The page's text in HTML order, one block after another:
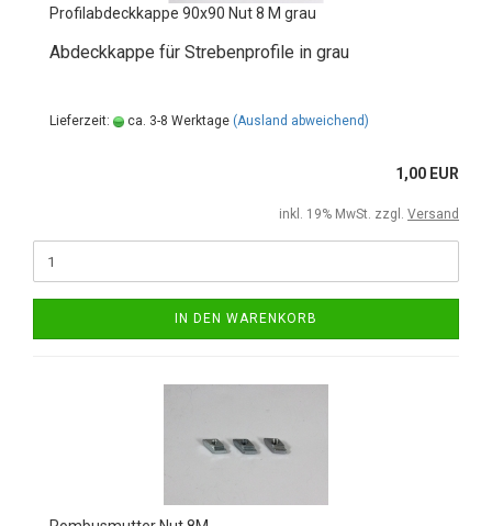
Profilabdeckkappe 90x90 Nut 8 M grau
Abdeckkappe für Strebenprofile in grau
Lieferzeit: ca. 3-8 Werktage (Ausland abweichend)
1,00 EUR
inkl. 19% MwSt. zzgl. Versand
IN DEN WARENKORB